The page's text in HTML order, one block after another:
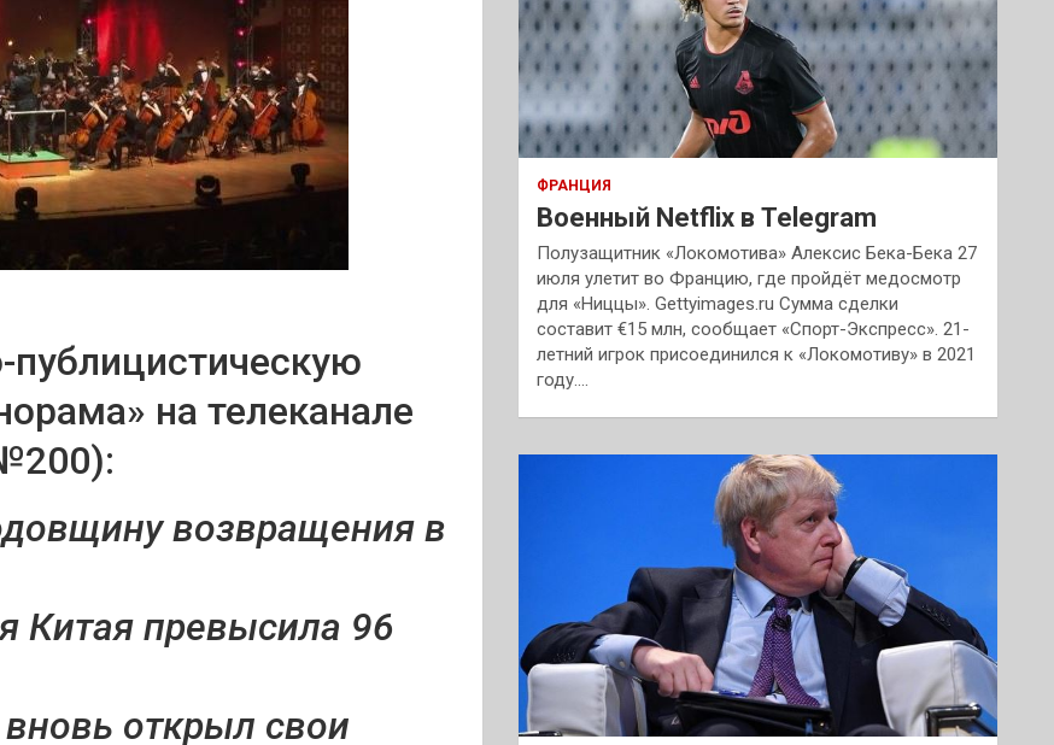
на телеканале
возвращения в
Китая превысила 96
открыл свои
ФРАНЦИЯ
Военный Netflix в Telegram
Полузащитник «Локомотива» Алексис Бека-Бека 27
июля улетит во Францию, где пройдёт медосмотр
для «Ниццы». Gettyimages.ru Сумма сделки
составит €15 млн, сообщает «Спорт-Экспресс». 21-
летний игрок присоединился к «Локомотиву» в 2021
году.…